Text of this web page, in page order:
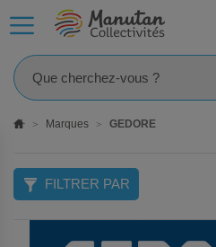
Marques GEDORE
FILTRER PAR